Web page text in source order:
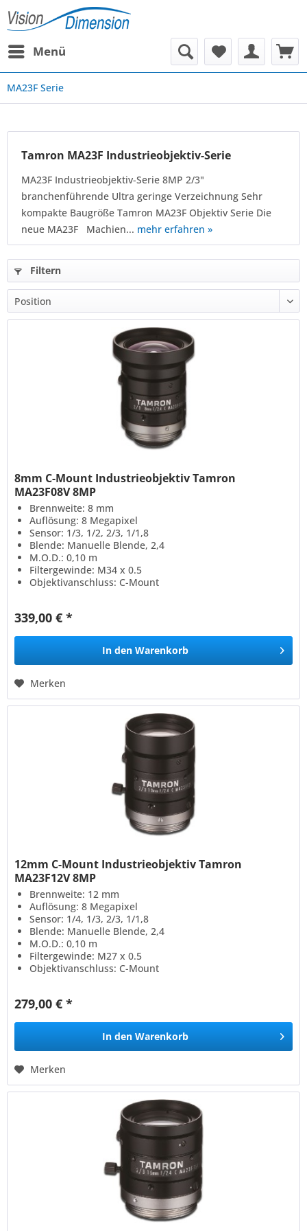
Menü
MA23F Serie
Tamron MA23F Industrieobjektiv-Serie
MA23F Industrieobjektiv-Serie 8MP 2/3"
branchenführende Ultra geringe Verzeichnung Sehr
kompakte Baugröße Tamron MA23F Objektiv Serie Die
neue MA23F Machien... mehr erfahren »
Filtern
8mm C-Mount Industrieobjektiv Tamron
MA23F08V 8MP
Brennweite: 8 mm
Auflösung: 8 Megapixel
Sensor: 1/3, 1/2, 2/3, 1/1,8
Blende: Manuelle Blende, 2,4
M.O.D.: 0,10 m
Filtergewinde: M34 x 0.5
Objektivanschluss: C-Mount
339,00 € *
In den Warenkorb
Merken
12mm C-Mount Industrieobjektiv Tamron
MA23F12V 8MP
Brennweite: 12 mm
Auflösung: 8 Megapixel
Sensor: 1/4, 1/3, 2/3, 1/1,8
Blende: Manuelle Blende, 2,4
M.O.D.: 0,10 m
Filtergewinde: M27 x 0.5
Objektivanschluss: C-Mount
279,00 € *
In den Warenkorb
Merken